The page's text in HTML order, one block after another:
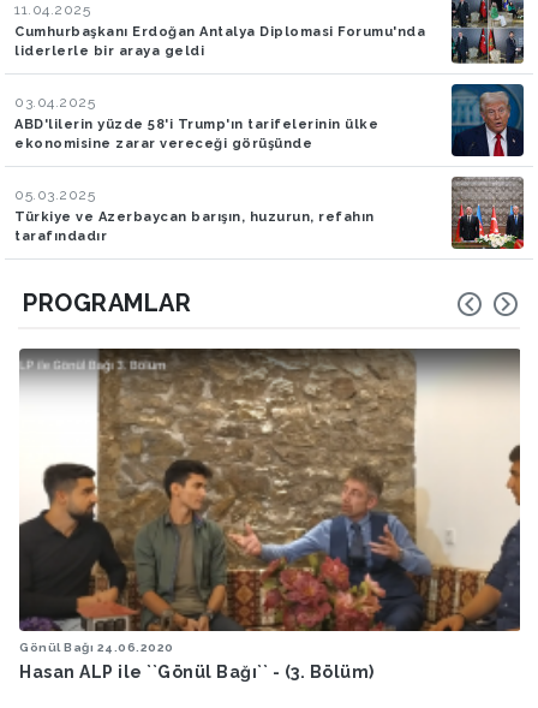
11.04.2025
Cumhurbaşkanı Erdoğan Antalya Diplomasi Forumu'nda
liderlerle bir araya geldi
03.04.2025
ABD'lilerin yüzde 58'i Trump'ın tarifelerinin ülke
ekonomisine zarar vereceği görüşünde
05.03.2025
Türkiye ve Azerbaycan barışın, huzurun, refahın
tarafındadır
PROGRAMLAR
Gönül Bağı 18.06.2020
Hasan ALP ile ''Gönül Bağı'' (Bölüm 2)